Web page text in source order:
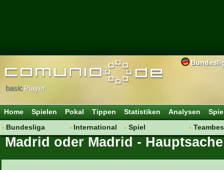
basicPlayer
Home Spielen Pokal Tippen Statistiken Analysen
Bundesliga
Hot News
International
Vereine
Spiel
Regeln & Tipps
Madrid oder Madrid -